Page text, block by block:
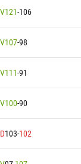
V121-106
V107-98
V111-91
V100-90
D103-102